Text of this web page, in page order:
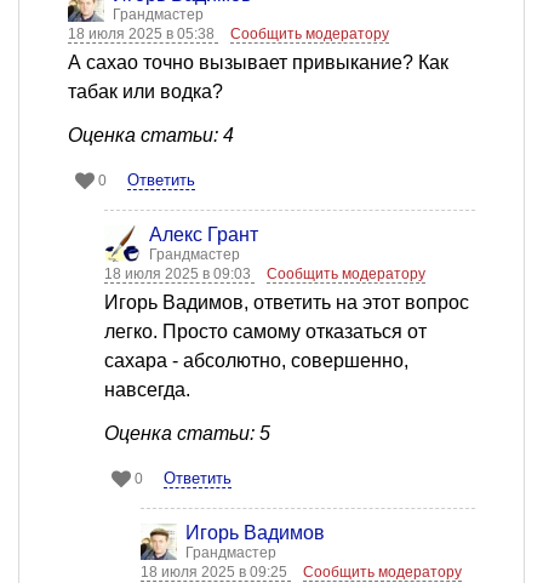
Грандмастер
18 июля 2025 в 05:38
Сообщить модератору
А сахао точно вызывает привыкание? Как
табак или водка?
Оценка статьи: 4
0 Ответить
Алекс Грант
Грандмастер
18 июля 2025 в 09:03
Сообщить модератору
Игорь Вадимов, ответить на этот вопрос
легко. Просто самому отказаться от
сахара - абсолютно, совершенно,
навсегда.
Оценка статьи: 5
0 Ответить
Игорь Вадимов
Грандмастер
18 июля 2025 в 09:25
Сообщить модератору